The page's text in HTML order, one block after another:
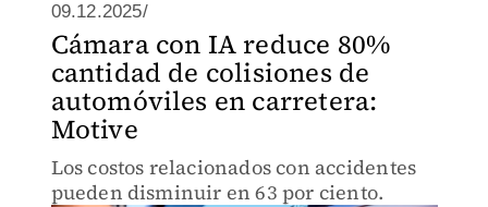
09.12.2025/
Cámara con IA reduce 80%
cantidad de colisiones de
automóviles en carretera:
Motive
Los costos relacionados con accidentes
pueden disminuir en 63 por ciento.